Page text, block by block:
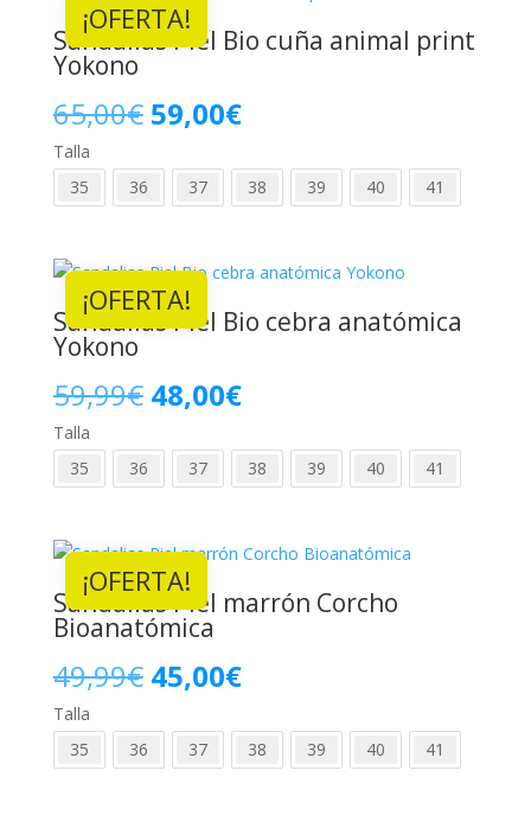
73,00€.66,00€.
¡OFERTA!
Sandalias Piel Bio cuña animal print
Yokono
65,00€ El
precio
original
65,00€.
59,00€El
precio
actual
59,00€.
Talla
35
36 37 38 39 40 41
¡OFERTA!
Sandalias Piel Bio cebra anatómica
Yokono
59,99€ El
precio
original
59,99€.
48,00€El
precio
actual
48,00€.
Talla
35
36 37 38 39 40 41
¡OFERTA!
Sandalias Piel marrón Corcho
Bioanatómica
49,99€ El
precio
original
45,00€El
precio
actual
Talla
35
36 37 38 39 40 41